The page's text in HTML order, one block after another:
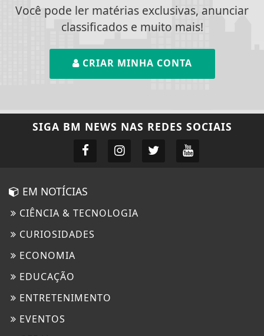
Você pode ler matérias exclusivas, anunciar
classificados e muito mais!
CRIAR MINHA CONTA
SIGA BM NEWS NAS REDES SOCIAIS
EM NOTÍCIAS
CIÊNCIA & TECNOLOGIA
CURIOSIDADES
ECONOMIA
EDUCAÇÃO
ENTRETENIMENTO
EVENTOS